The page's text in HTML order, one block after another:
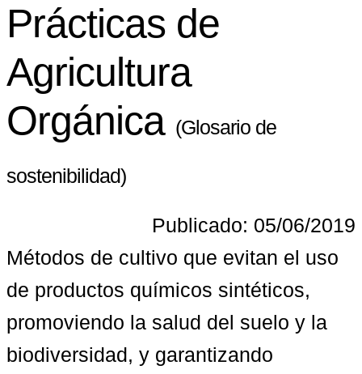
Prácticas de
Agricultura
Orgánica (Glosario de
sostenibilidad)
Publicado: 05/06/2019
Métodos de cultivo que evitan el uso
de productos químicos sintéticos,
promoviendo la salud del suelo y la
biodiversidad, y garantizando